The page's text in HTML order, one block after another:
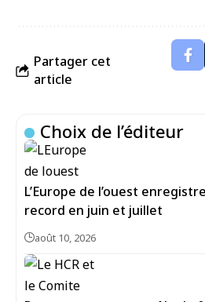
Partager cet
article
Choix de l’éditeur
L’Europe de l’ouest
record en juin et juillet
août 10, 2026